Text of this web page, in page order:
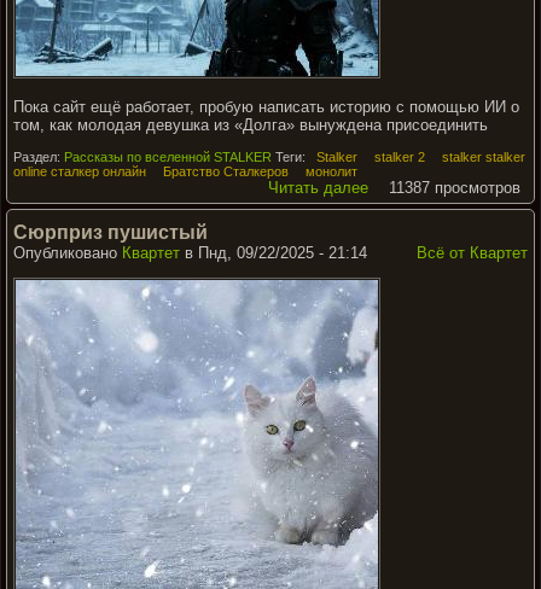
Пока сайт ещё работает, пробую написать историю с помощью ИИ о
том, как молодая девушка из «Долга» вынуждена присоединить
Раздел: Рассказы по вселенной STALKER Теги: Stalker stalker 2
stalker stalker
online сталкер онлайн
Братство Сталкеров монолит
Читать далее 11387 просмотров
Сюрприз пушистый
Всё от Квартет
Опубликовано Квартет в Пнд, 09/22/2025 - 21:14